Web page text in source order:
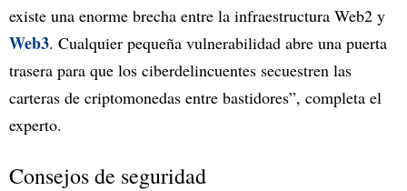
existe una enorme brecha entre la infraestructura Web2 y
Web3. Cualquier pequeña vulnerabilidad abre una puerta
trasera para que los ciberdelincuentes secuestren las
carteras de criptomonedas entre bastidores”, completa el
experto.
Consejos de seguridad